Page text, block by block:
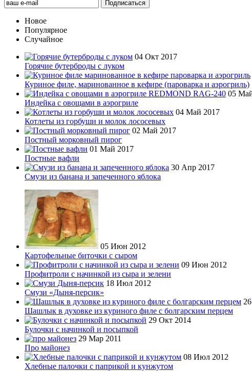
Новое
Популярное
Случайное
04 Окт 2017
Горячие бутерброды с луком
Куриное филе, маринованное в кефире (пароварка и аэрогриль)
05
Индейка с овощами в аэрогриле
04 Май 2017
Котлеты из горбуши и молок лососевых
02 Май 2017
Постный морковный пирог
01 Май 2017
Постные вафли
30 Апр 2017
Смузи из банана и запеченного яблока
05 Июн 2012
Картофельные биточки с сыром
09 Июн 2012
Профитроли с начинкой из сыра и зелени
18 Июл 2012
Смузи «Дыня-персик»
Шашлык в духовке из куриного филе с болгарским перцем
29 Окт 2014
Булочки с начинкой и посыпкой
29 Мар 2011
Про майонез
08 Июл 2012
Хлебные палочки с паприкой и кунжутом